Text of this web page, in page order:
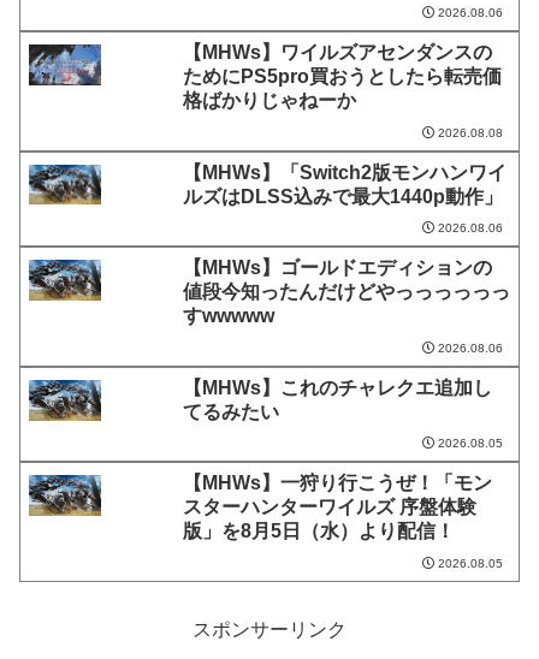
2026.08.06
【MHWs】ワイルズアセンダンスの
ためにPS5pro買おうとしたら転売価
格ばかりじゃねーか
2026.08.08
【MHWs】「Switch2版モンハンワイ
ルズはDLSS込みで最大1440p動作」
2026.08.06
【MHWs】ゴールドエディションの
値段今知ったんだけどやっっっっっっ
すwwwww
2026.08.06
【MHWs】これのチャレクエ追加し
てるみたい
2026.08.05
【MHWs】一狩り行こうぜ！「モン
スターハンターワイルズ 序盤体験
版」を8月5日（水）より配信！
2026.08.05
スポンサーリンク